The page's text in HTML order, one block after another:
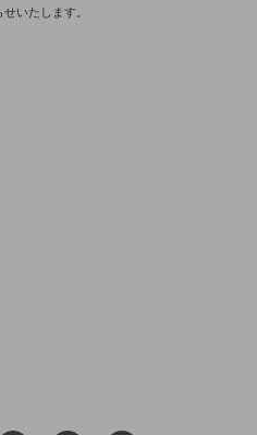
いたします。